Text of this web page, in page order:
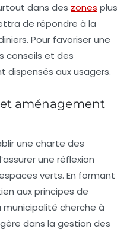
dans des zones plus
de répondre à la
Pour favoriser une
conseils et des
aux usagers.
aménagement
une charte des
une réflexion
verts. En formant
aux principes de
municipalité cherche à
dans la gestion des